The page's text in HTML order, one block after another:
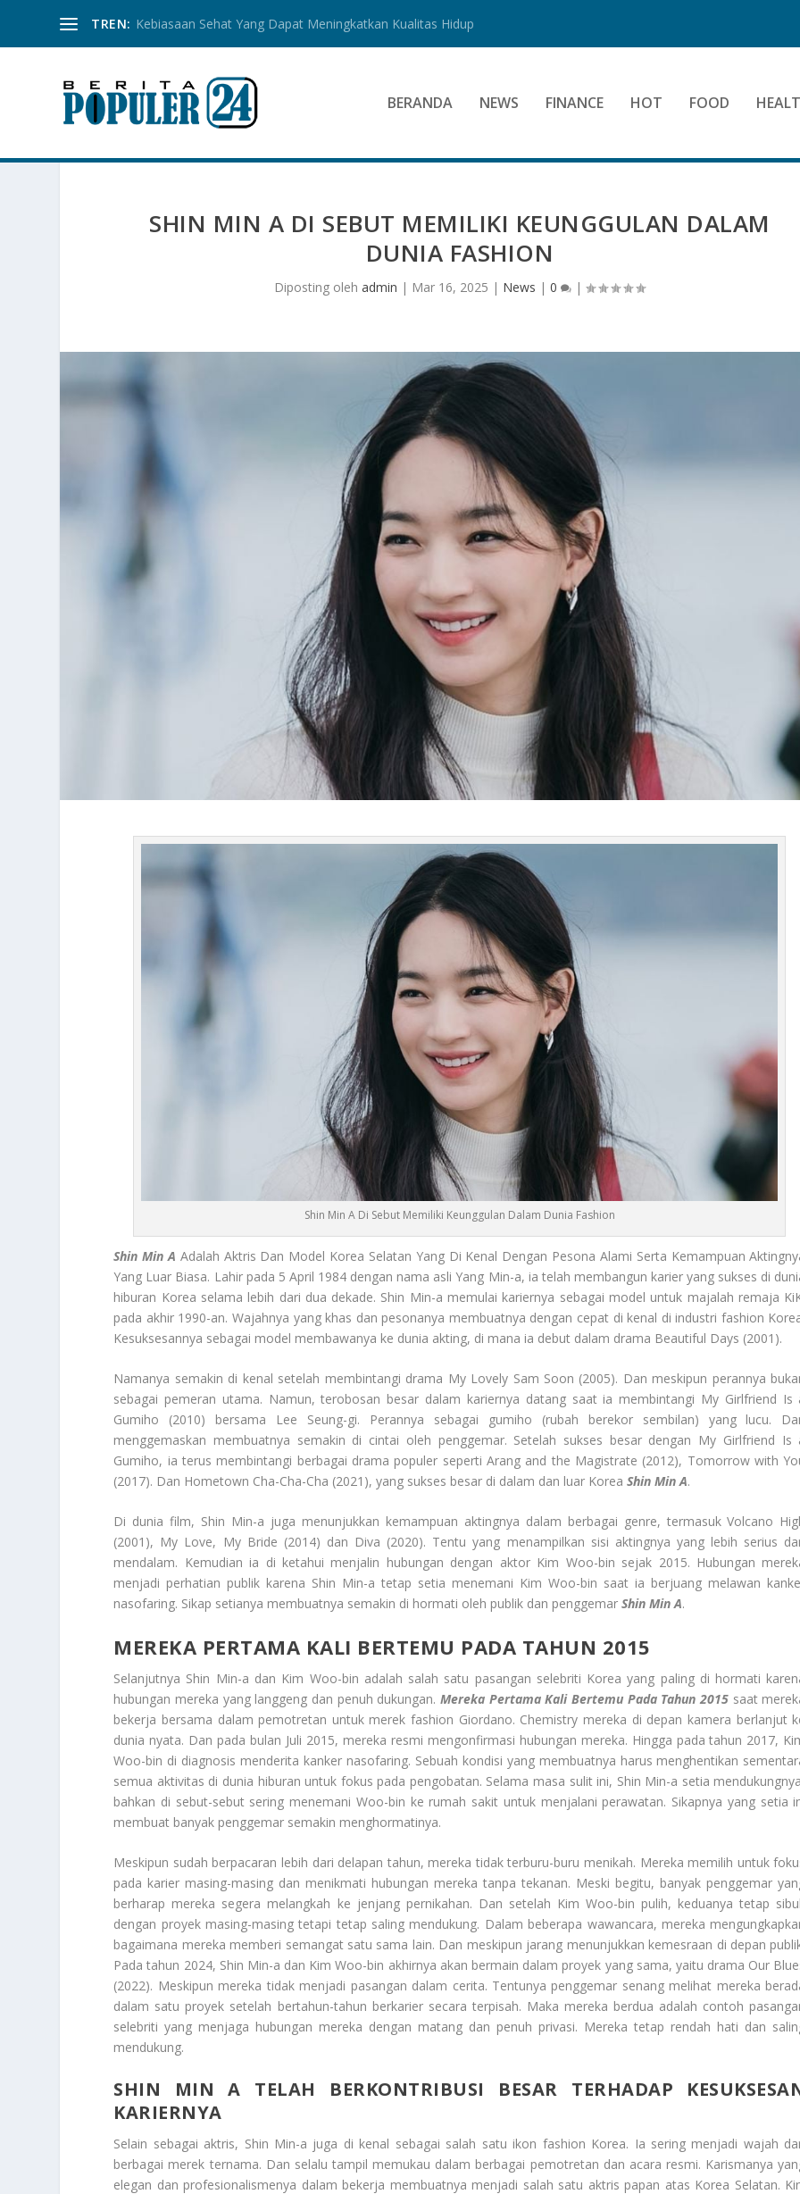
TREN: Kebiasaan Sehat Yang Dapat Meningkatkan Kualitas Hidup
BERANDA NEWS FINANCE HOT FOOD
SHIN MIN A DI SEBUT MEMILIKI KEUNGGULAN DALAM
DUNIA FASHION
Diposting olehadmin | Mar 16, 2025 | News |0 |
Shin Min A Di Sebut Memiliki Keunggulan Dalam Dunia Fashion
Shin Min A Adalah Aktris Dan Model Korea Selatan Yang Di Kenal Dengan Pesona Alami Serta Kemampuan
Yang Luar Biasa. Lahir pada 5 April 1984 dengan nama asli Yang Min-a, ia telah membangun karier yang sukses di
hiburan Korea selama lebih dari dua dekade. Shin Min-a memulai kariernya sebagai model untuk majalah remaja
pada akhir 1990-an. Wajahnya yang khas dan pesonanya membuatnya dengan cepat di kenal di industri fashion
Kesuksesannya sebagai model membawanya ke dunia akting, di mana ia debut dalam drama Beautiful Days (2001).
Namanya semakin di kenal setelah membintangi drama My Lovely Sam Soon (2005). Dan meskipun perannya
sebagai pemeran utama. Namun, terobosan besar dalam kariernya datang saat ia membintangi My Girlfriend Is
Gumiho (2010) bersama Lee Seung-gi. Perannya sebagai gumiho (rubah berekor sembilan) yang lucu.
menggemaskan membuatnya semakin di cintai oleh penggemar. Setelah sukses besar dengan My Girlfriend Is
Gumiho, ia terus membintangi berbagai drama populer seperti Arang and the Magistrate (2012), Tomorrow with
(2017). Dan Hometown Cha-Cha-Cha (2021), yang sukses besar di dalam dan luar Korea Shin Min A.
Di dunia film, Shin Min-a juga menunjukkan kemampuan aktingnya dalam berbagai genre, termasuk Volcano
(2001), My Love, My Bride (2014) dan Diva (2020). Tentu yang menampilkan sisi aktingnya yang lebih serius
mendalam. Kemudian ia di ketahui menjalin hubungan dengan aktor Kim Woo-bin sejak 2015. Hubungan
menjadi perhatian publik karena Shin Min-a tetap setia menemani Kim Woo-bin saat ia berjuang melawan
nasofaring. Sikap setianya membuatnya semakin di hormati oleh publik dan penggemar Shin Min A.
MEREKA PERTAMA KALI BERTEMU PADA TAHUN 2015
Selanjutnya Shin Min-a dan Kim Woo-bin adalah salah satu pasangan selebriti Korea yang paling di hormati
hubungan mereka yang langgeng dan penuh dukungan. Mereka Pertama Kali Bertemu Pada Tahun 2015 saat
bekerja bersama dalam pemotretan untuk merek fashion Giordano. Chemistry mereka di depan kamera berlanjut
dunia nyata. Dan pada bulan Juli 2015, mereka resmi mengonfirmasi hubungan mereka. Hingga pada tahun 2017,
Woo-bin di diagnosis menderita kanker nasofaring. Sebuah kondisi yang membuatnya harus menghentikan
semua aktivitas di dunia hiburan untuk fokus pada pengobatan. Selama masa sulit ini, Shin Min-a setia
bahkan di sebut-sebut sering menemani Woo-bin ke rumah sakit untuk menjalani perawatan. Sikapnya yang setia
membuat banyak penggemar semakin menghormatinya.
Meskipun sudah berpacaran lebih dari delapan tahun, mereka tidak terburu-buru menikah. Mereka memilih untuk
pada karier masing-masing dan menikmati hubungan mereka tanpa tekanan. Meski begitu, banyak penggemar
berharap mereka segera melangkah ke jenjang pernikahan. Dan setelah Kim Woo-bin pulih, keduanya tetap
dengan proyek masing-masing tetapi tetap saling mendukung. Dalam beberapa wawancara, mereka
bagaimana mereka memberi semangat satu sama lain. Dan meskipun jarang menunjukkan kemesraan di depan
Pada tahun 2024, Shin Min-a dan Kim Woo-bin akhirnya akan bermain dalam proyek yang sama, yaitu drama Our
(2022). Meskipun mereka tidak menjadi pasangan dalam cerita. Tentunya penggemar senang melihat mereka
dalam satu proyek setelah bertahun-tahun berkarier secara terpisah. Maka mereka berdua adalah contoh
selebriti yang menjaga hubungan mereka dengan matang dan penuh privasi. Mereka tetap rendah hati dan
mendukung.
SHIN MIN A TELAH BERKONTRIBUSI BESAR TERHADAP
KARIERNYA
Selain sebagai aktris, Shin Min-a juga di kenal sebagai salah satu ikon fashion Korea. Ia sering menjadi wajah
berbagai merek ternama. Dan selalu tampil memukau dalam berbagai pemotretan dan acara resmi. Karismanya
elegan dan profesionalismenya dalam bekerja membuatnya menjadi salah satu aktris papan atas Korea Selatan.